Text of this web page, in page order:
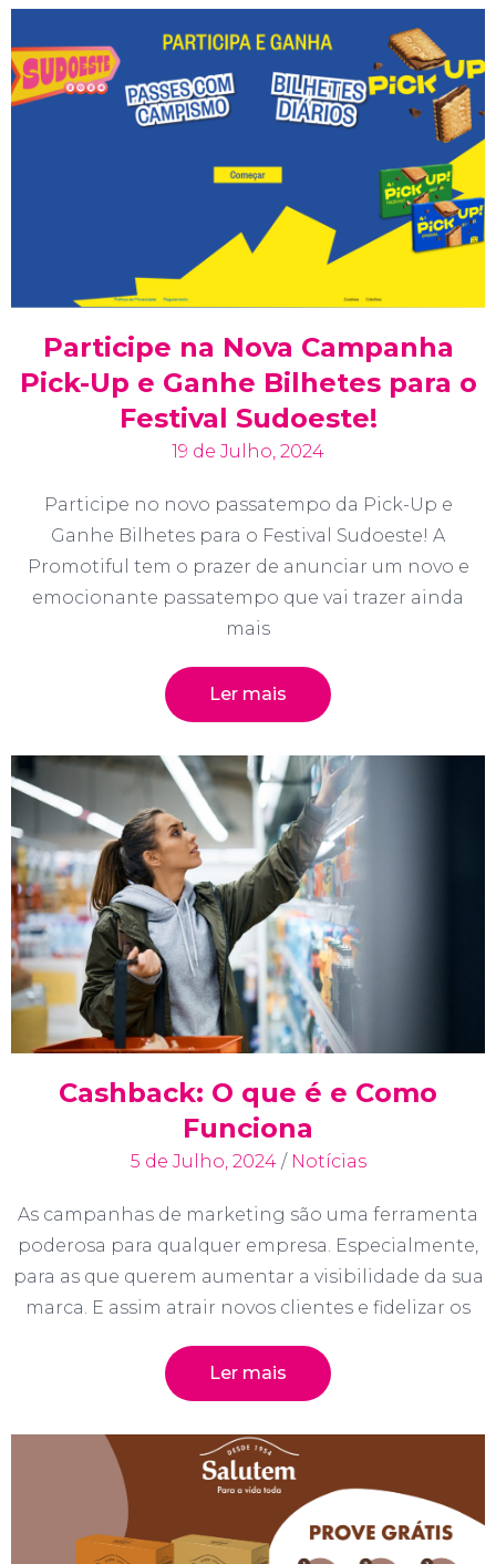
Participe na Nova Campanha
Pick-Up e Ganhe Bilhetes para o
Festival Sudoeste!
19 de Julho, 2024
Participe no novo passatempo da Pick-Up e
Ganhe Bilhetes para o Festival Sudoeste! A
Promotiful tem o prazer de anunciar um novo e
emocionante passatempo que vai trazer ainda
mais
Ler mais
Cashback: O que é e Como
Funciona
5 de Julho, 2024 / Notícias
As campanhas de marketing são uma ferramenta
poderosa para qualquer empresa. Especialmente,
para as que querem aumentar a visibilidade da sua
marca. E assim atrair novos clientes e fidelizar os
Ler mais